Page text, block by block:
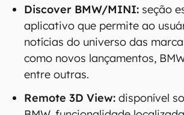
Discover BMW/MINI: seção
aplicativo que permite ao
notícias do universo das
como novos lançamentos,
entre outras.
Remote 3D View: disponível